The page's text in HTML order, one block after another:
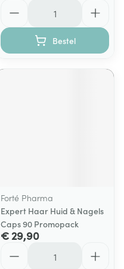
Bestel
Forté Pharma
Expert Haar Huid & Nagels
Caps 90 Promopack
€ 29,90